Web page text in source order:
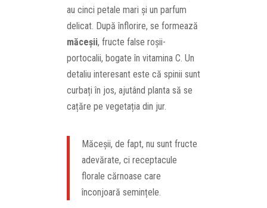
au cinci petale mari și un parfum
delicat. După înflorire, se formează
măceșii, fructe false roșii-
portocalii, bogate în vitamina C. Un
detaliu interesant este că spinii sunt
curbați în jos, ajutând planta să se
cațăre pe vegetația din jur.
Măceșii, de fapt, nu sunt fructe
adevărate, ci receptacule
florale cărnoase care
înconjoară semințele.